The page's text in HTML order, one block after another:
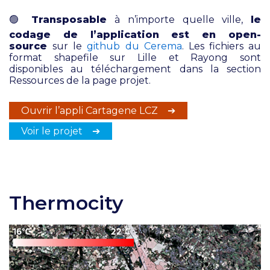
🟢 Transposable à n’importe quelle ville, le
codage de l’application est en open-
sourcesur legithub du Cerema. Les fichiers au
format shapefile sur Lille et Rayong sont
disponibles au téléchargement dans la section
Ressources de la page projet.
Ouvrir l’appli Cartagene LCZ ➔
Voir le projet ➔
Thermocity